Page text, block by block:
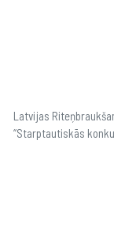
Latvijas
“Starptautiskās